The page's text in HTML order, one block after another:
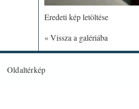
Eredeti kép letöltése
« Vissza a galériába
Oldaltérkép